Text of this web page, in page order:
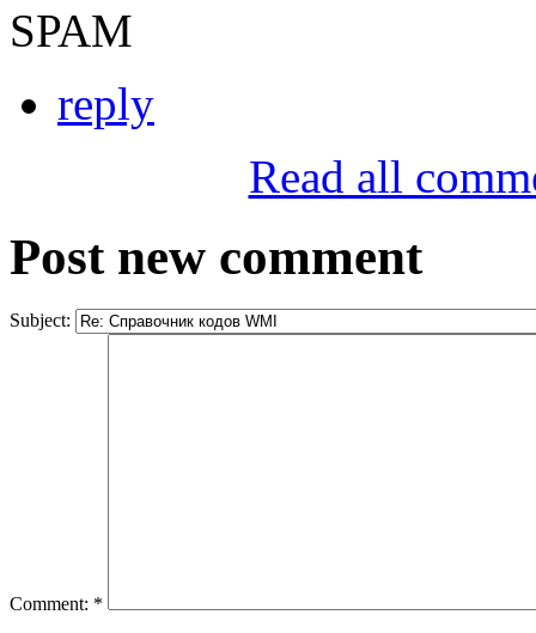
SPAM
reply
Read all
Post new comment
Subject:
Comment: *